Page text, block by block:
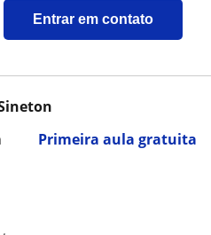
Entrar em contato
Primeira aula gratuita